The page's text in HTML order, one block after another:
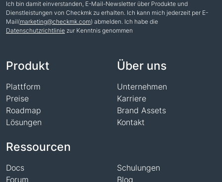
Ich bin damit einverstanden, E-Mail-Newsletter über Produkte und
Dienstleistungen von Checkmk zu erhalten. Ich kann mich jederzeit per E-
Mail(marketing@checkmk.com) abmelden. Ich habe die
Datenschutzrichtlinie zur Kenntnis genommen
Produkt
Plattform
Preise
Roadmap
Lösungen
Ressourcen
Docs
Forum
Schulungen
Blog
Über uns
Unternehmen
Karriere
Brand Assets
Kontakt